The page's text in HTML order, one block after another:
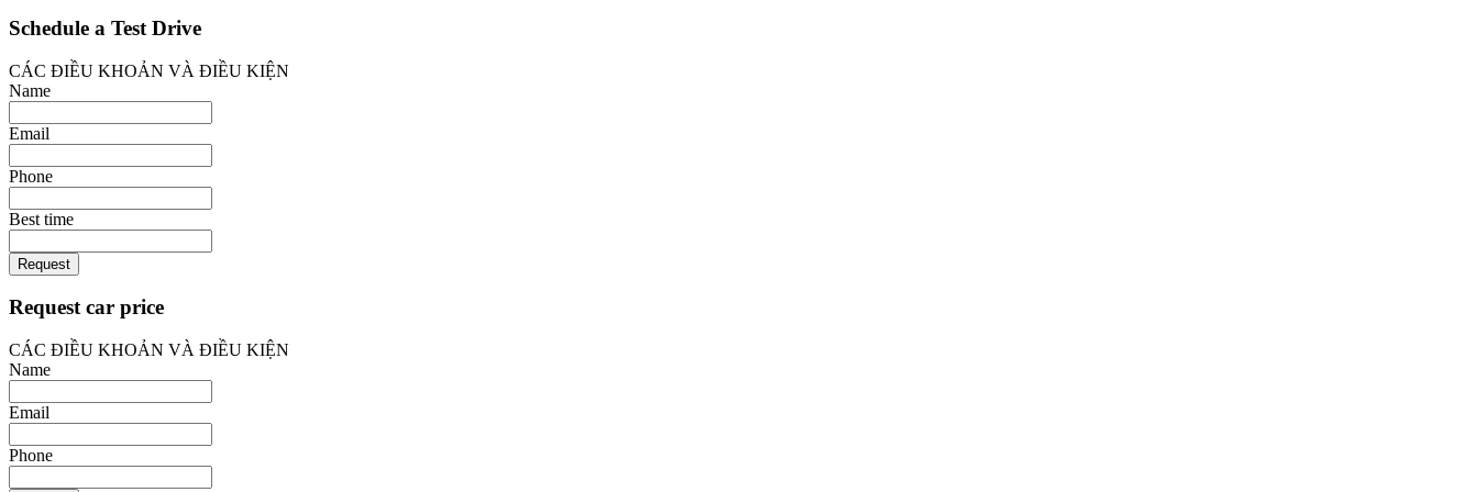
Schedule a Test Drive
CÁC ĐIỀU KHOẢN VÀ ĐIỀU KIỆN
Name
Email
Phone
Best time
Request
Request car price
CÁC ĐIỀU KHOẢN VÀ ĐIỀU KIỆN
Name
Email
Phone